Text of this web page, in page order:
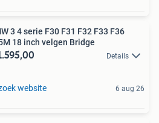
3 4 serie F30 F31 F32 F33 F36
18 inch velgen Bridge
Details
website 6 aug 26